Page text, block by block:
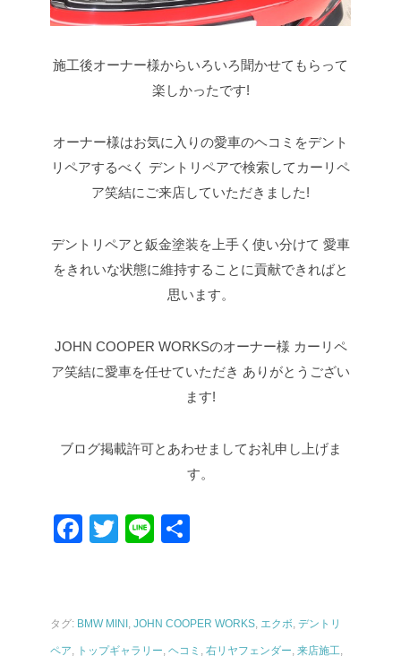
施工後オーナー様からいろいろ聞かせてもらって
楽しかったです!
オーナー様はお気に入りの愛車のヘコミをデント
リペアするべく デントリペアで検索してカーリペ
ア笑結にご来店していただきました!
デントリペアと鈑金塗装を上手く使い分けて 愛車
をきれいな状態に維持することに貢献できればと
思います。
JOHN COOPER WORKSのオーナー様 カーリペ
ア笑結に愛車を任せていただき ありがとうござい
ます!
ブログ掲載許可とあわせましてお礼申し上げま
す。
F
e
b
T
er
Li
タグ: BMW MINI , JOHN COOPER WORKS, エクボ, デントリ
ペア, トップギャラリー, ヘコミ , 右リヤフェンダー, 来店施工,